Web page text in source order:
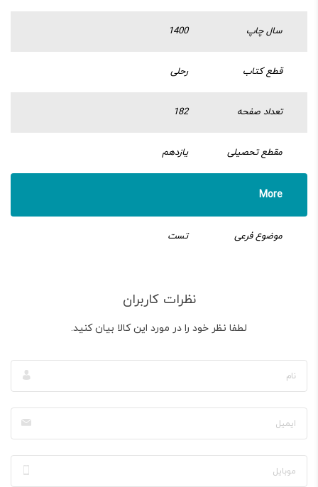
سال چاپ 1400
قطع کتاب رحلی
تعداد صفحه 182
مقطع تحصیلی یازدهم
More
موضوع فرعی تست
نظرات کاربران
لطفا نظر خود را در مورد این کالا بیان کنید.